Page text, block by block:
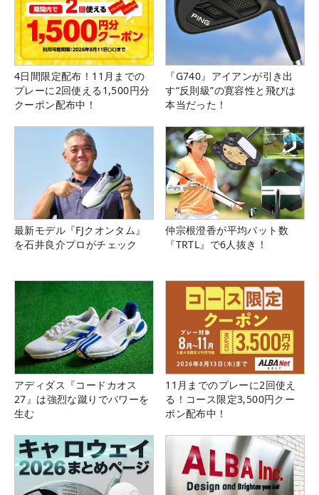
4日間限定配布！11月までの
プレーに2回使える1,500円分
クーポン配布中！
『G740』アイアンが引き出
す“反則級”の寛容性と飛びは
本当だった！
最新モデル『FJクオンタム』
を石井良介プロがチェック
仲宗根澄香が平均パット数
『TRTL』で6人抜き！
アディダス『コードカオス
27』は強烈な蹴りでパワーを
生む
11月までのプレーに2回使え
る！コース限定3,500円クー
ポン配布中！